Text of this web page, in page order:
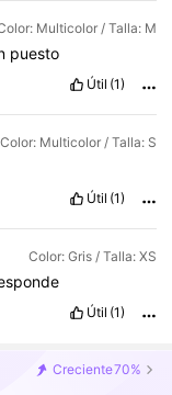
Multicolor / Talla: M
puesto
Útil (1)
Color: Multicolor / Talla: S
Útil (1)
Color: Gris / Talla: XS
Útil (1)
Creciente70%